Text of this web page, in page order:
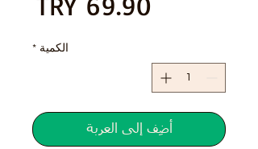
الكمية *
أضِف إلى العربة